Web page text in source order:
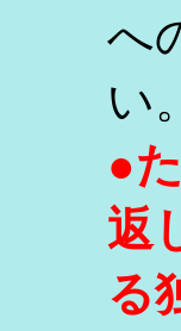
へ
い。
●
返
る